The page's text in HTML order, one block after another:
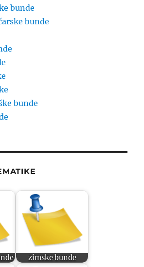
bunde
bunde
bunde
zimske bunde